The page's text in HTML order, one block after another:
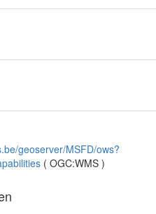
geoserver/MSFD/ows?
( OGC:WMS )